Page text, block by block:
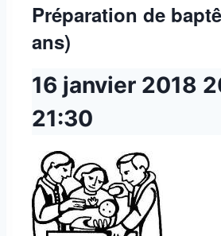
Préparation de
ans)
16 janvier 2018
21:30